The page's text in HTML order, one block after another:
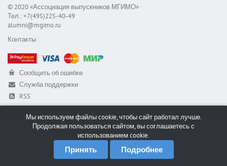
© 2020 «Ассоциация выпускников МГИМО»
Тел.: +7(495)225-40-49
alumni@mgimo.ru
Контакты
Сообщить об ошибке
Служба поддержки
RSS
Мы используем файлы cookie, чтобы сайт работал лучше.
Продолжая пользоваться сайтом, вы соглашаетесь с
использованием cookie.
Принять Подробнее